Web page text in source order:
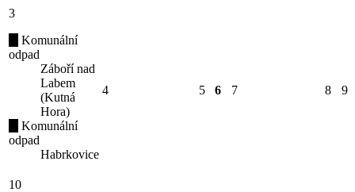
3
Komunální
odpad
Záboří nad
Labem
(Kutná
Hora)
Komunální
odpad
Habrkovice
4 5 6 7 8 9
10